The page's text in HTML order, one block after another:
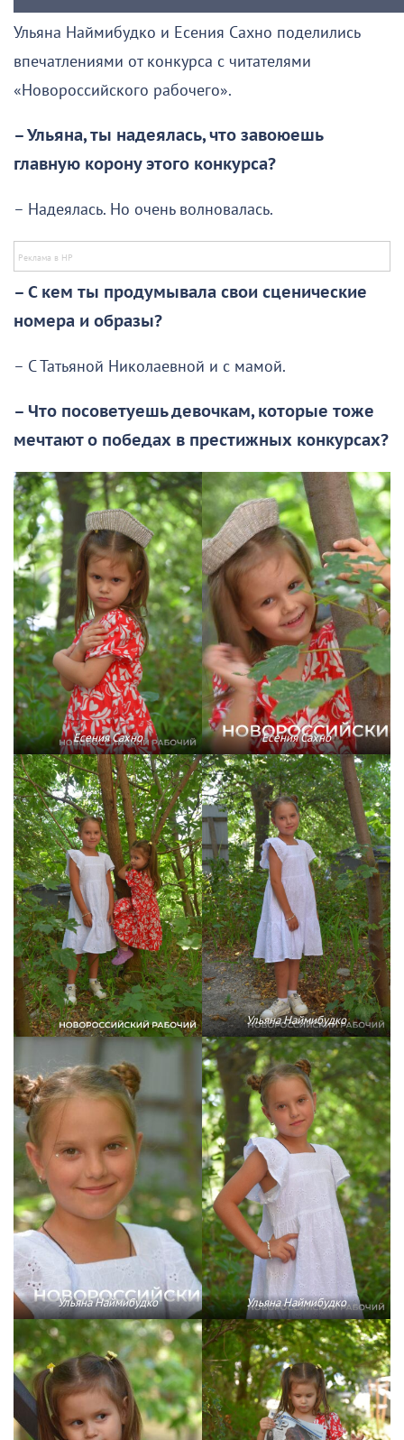
Ульяна Наймибудко и Есения Сахно поделились
впечатлениями от конкурса с читателями
«Новороссийского рабочего».
– Ульяна, ты надеялась, что завоюешь
главную корону этого конкурса?
– Надеялась. Но очень волновалась.
– С кем ты продумывала свои сценические
номера и образы?
– С Татьяной Николаевной и с мамой.
– Что посоветуешь девочкам, которые тоже
мечтают о победах в престижных конкурсах?
Есения Сахно Есения Сахно
Ульяна Наймибудко
Ульяна Наймибудко Ульяна Наймибудко